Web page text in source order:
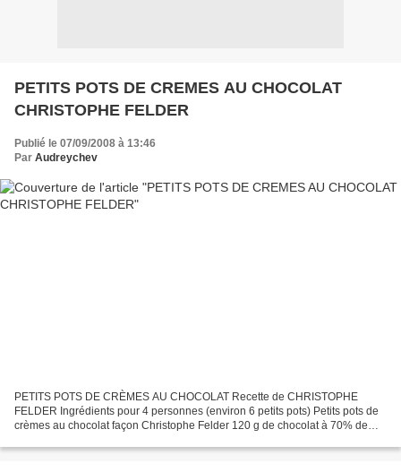
PETITS POTS DE CREMES AU CHOCOLAT
CHRISTOPHE FELDER
Publié le 07/09/2008 à 13:46
Par Audreychev
PETITS POTS DE CRÈMES AU CHOCOLAT Recette de CHRISTOPHE
FELDER Ingrédients pour 4 personnes (environ 6 petits pots) Petits pots de
crèmes au chocolat façon Christophe Felder 120 g de chocolat à 70% de